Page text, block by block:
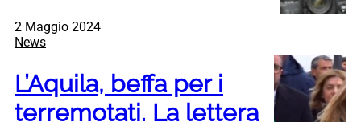
2 Maggio 2024
News
L’Aquila, beffa per i
terremotati. La lettera